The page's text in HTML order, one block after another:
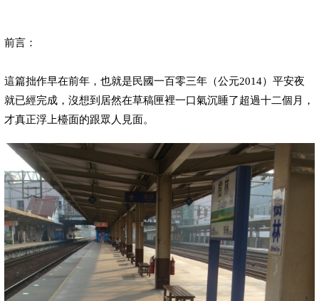
前言：
這篇拙作早在前年，也就是民國一百零三年（公元2014）平安夜
就已經完成，沒想到居然在草稿匣裡一口氣沉睡了超過十二個月，
才真正浮上檯面的跟眾人見面。